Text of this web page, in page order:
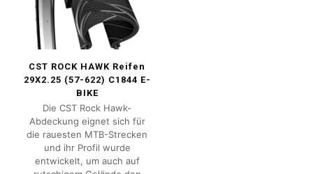
CST ROCK HAWK Reifen
29X2.25 (57-622) C1844 E-
BIKE
Die CST Rock Hawk-
Abdeckung eignet sich für
die rauesten MTB-Strecken
und ihr Profil wurde
entwickelt, um auch auf